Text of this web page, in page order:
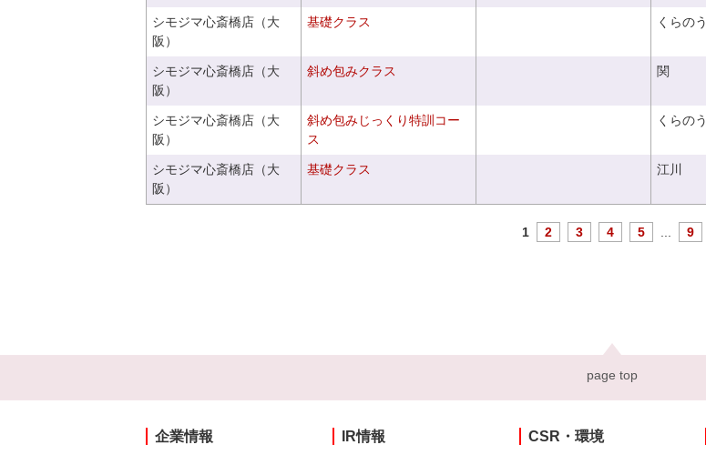
シモジマ心斎橋店（大
阪）
基礎クラス くらのう
シモジマ心斎橋店（大
阪）
斜め包みクラス 関
シモジマ心斎橋店（大
阪）
斜め包みじっくり特訓コー
ス
くらのう
シモジマ心斎橋店（大
阪）
基礎クラス 江川
1 2 3 4 5 9
page top
企業情報 IR情報 CSR・環境